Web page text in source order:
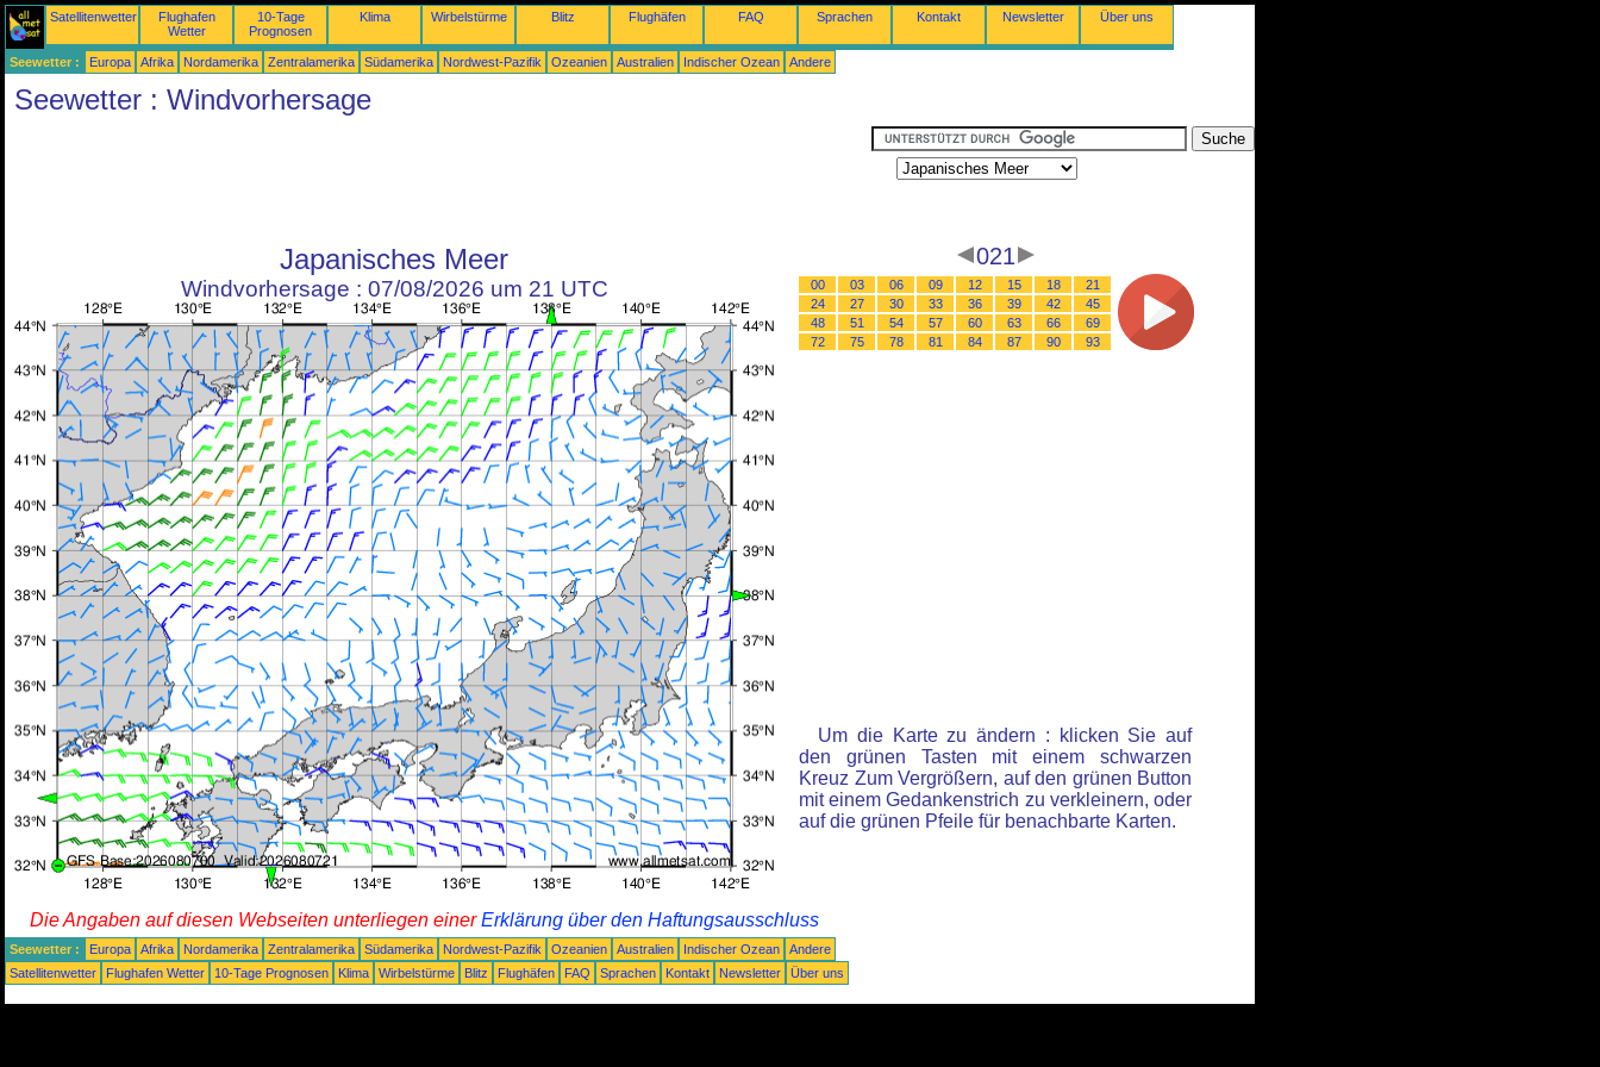
Satellitenwetter
Flughafen
Wetter
10-Tage
Prognosen
Klima Wirbelstürme Blitz Flughäfen FAQ Sprachen Kontakt Newsletter Über uns
Seewetter : Europa Afrika Nordamerika Zentralamerika Südamerika Nordwest-Pazifik Ozeanien Australien Indischer Ozean Andere
Seewetter : Windvorhersage
Japanisches Meer
Windvorhersage : 07/08/2026 um 21 UTC
021
00 03 06 09 12 15 18
21
24
27 30 33 36 39 42
45
48
51 54 57 60 63 66
69
72
75 78 81 84 87 90 93
Um die Karte zu ändern : klicken Sie auf
den grünen Tasten mit einem schwarzen
Kreuz Zum Vergrößern, auf den grünen Button
mit einem Gedankenstrich zu verkleinern, oder
auf die grünen Pfeile für benachbarte Karten.
Die Angaben auf diesen Webseiten unterliegen einerErklärung über den Haftungsausschluss
Seewetter : Europa Afrika Nordamerika Zentralamerika Südamerika Nordwest-Pazifik Ozeanien Australien Indischer Ozean
Andere
Satellitenwetter
Flughafen Wetter 10-Tage Prognosen Klima Wirbelstürme Blitz Flughäfen FAQ Sprachen Kontakt Newsletter Über uns